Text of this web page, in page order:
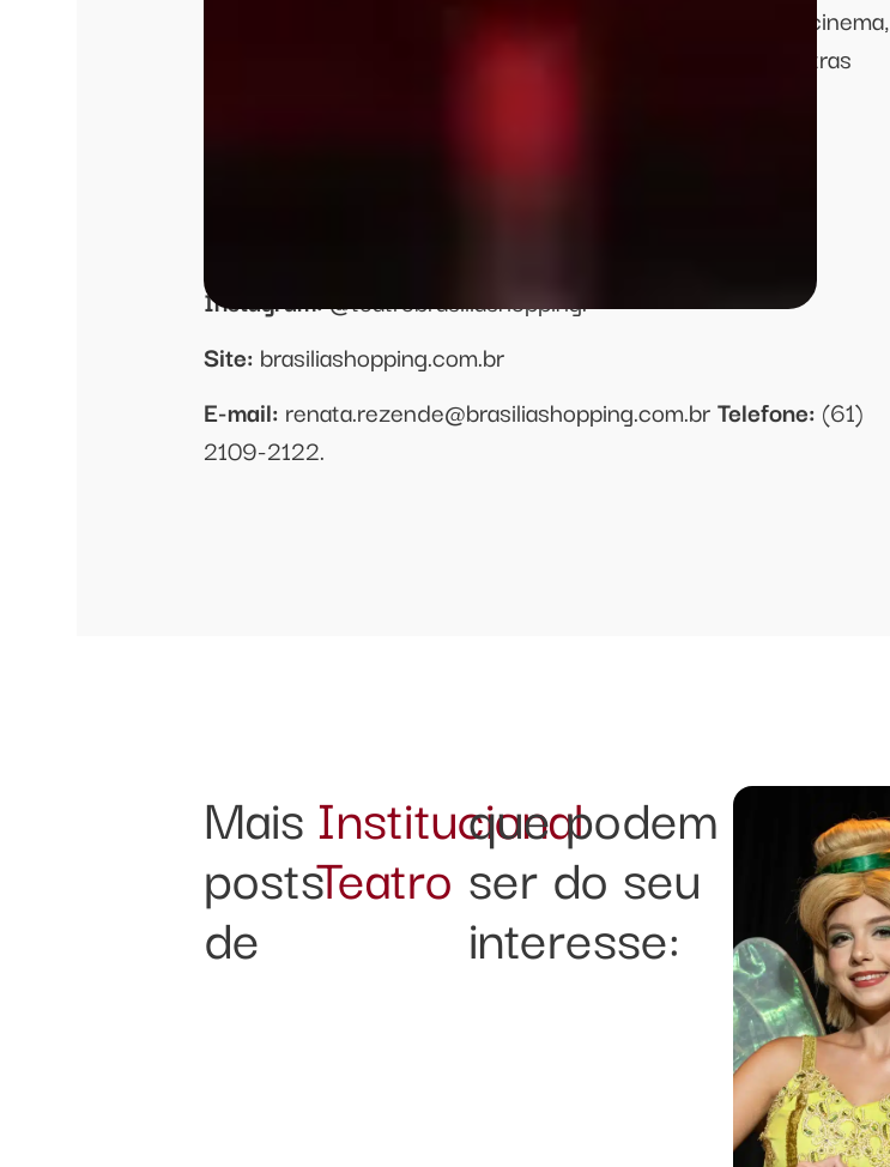
projetos em música, dança, artes cênicas, cinema,
literatura, cultura popular e urbana, oficinas, cursos, palestras
Instagram:@teatrobrasiliashopping.
Site: brasiliashopping.com.br
E-mail: renata.rezende@brasiliashopping.com.brTelefone: (61)
2109-2122.
Mais
posts
de
Institucional
Teatro
que podem
ser do seu
interesse: